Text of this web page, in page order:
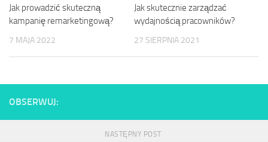
Jak prowadzić skuteczną
kampanię remarketingową?
7 MAJA 2022
Jak skutecznie zarządzać
wydajnością pracowników?
27 SIERPNIA 2021
OBSERWUJ:
NASTĘPNY POST